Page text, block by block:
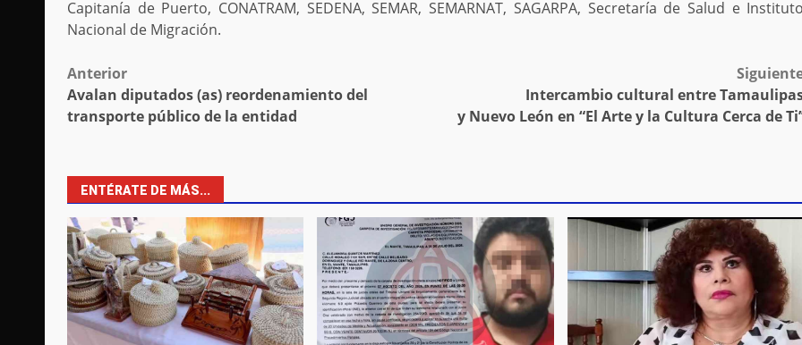
Capitanía de Puerto, CONATRAM, SEDENA, SEMAR, SEMARNAT, SAGARPA, Secretaría de Salud e
Nacional de Migración.
Post
navigation
Anterior
Avalan diputados (as) reordenamiento del
transporte público de la entidad
Intercambio cultural entre
y Nuevo León en “El Arte y la Cultura Cerca de
ENTÉRATE DE MÁS...